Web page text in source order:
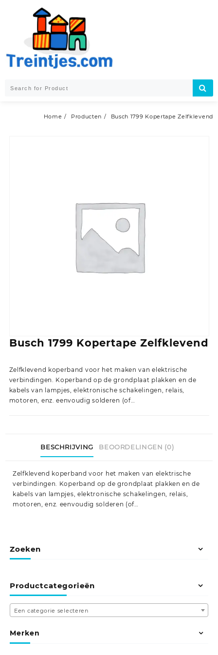
Home Producten Busch 1799 Kopertape Zelfklevend
Busch 1799 Kopertape Zelfklevend
Zelfklevend koperband voor het maken van elektrische
verbindingen. Koperband op de grondplaat plakken en de
kabels van lampjes, elektronische schakelingen, relais,
motoren, enz. eenvoudig solderen (of…
BESCHRIJVING BEOORDELINGEN (0)
Zelfklevend koperband voor het maken van elektrische
verbindingen. Koperband op de grondplaat plakken en de
kabels van lampjes, elektronische schakelingen, relais,
motoren, enz. eenvoudig solderen (of…
Zoeken
Productcategorieën
Een categorie selecteren
Merken